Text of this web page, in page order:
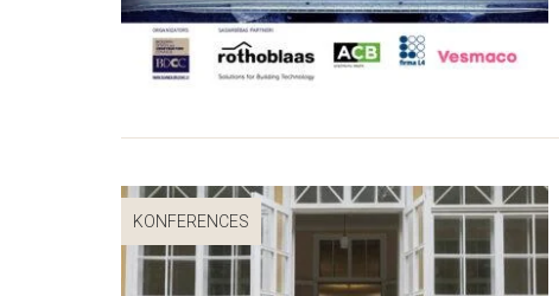
KONFERENCES